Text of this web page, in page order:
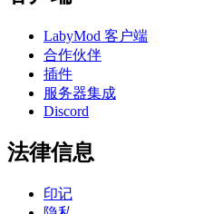
LabyMod 客户端
合作伙伴
插件
服务器集成
Discord
法律信息
印记